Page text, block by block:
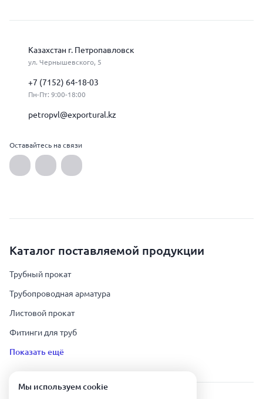
Казахстан г. Петропавловск
ул. Чернышевского, 5
+7 (7152) 64-18-03
Пн-Пт: 9:00-18:00
petropvl@exportural.kz
Оставайтесь на связи
Каталог поставляемой продукции
Трубный прокат
Трубопроводная арматура
Листовой прокат
Фитинги для труб
Показать ещё
Мы используем сookie